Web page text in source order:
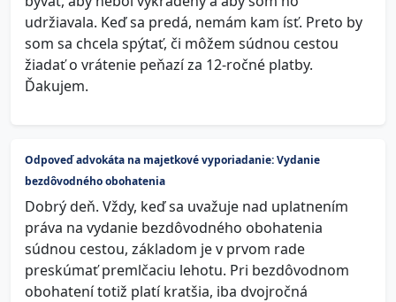
udržiavala. Keď sa predá, nemám kam ísť. Preto by
som sa chcela spýtať, či môžem súdnou cestou
žiadať o vrátenie peňazí za 12-ročné platby.
Ďakujem.
Odpoveď advokáta na majetkové vyporiadanie: Vydanie
bezdôvodného obohatenia
Dobrý deň. Vždy, keď sa uvažuje nad uplatnením
práva na vydanie bezdôvodného obohatenia
súdnou cestou, základom je v prvom rade
preskúmať premlčaciu lehotu. Pri bezdôvodnom
obohatení totiž platí kratšia, iba dvojročná